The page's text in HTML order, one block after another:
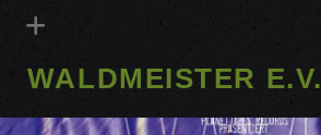
WALDMEISTER E.V.